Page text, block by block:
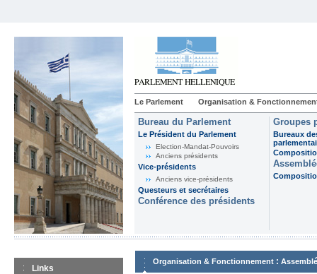
Le Parlement Organisation &
Bureau du Parlement
Le Président du Parlement
Election-Mandat-Pouvoirs
Anciens présidents
Vice-présidents
Anciens vice-présidents
Questeurs et secrétaires
Conférence des présidents
Groupes
Bureaux
Links
Organisation & Fonctionnement :